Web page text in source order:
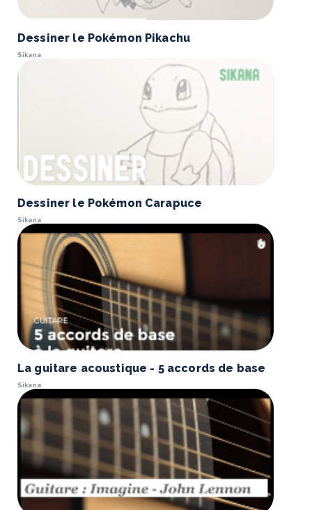
Dessiner le Pokémon Pikachu
Sikana
Dessiner le Pokémon Carapuce
Sikana
La guitare acoustique - 5 accords de base
Sikana